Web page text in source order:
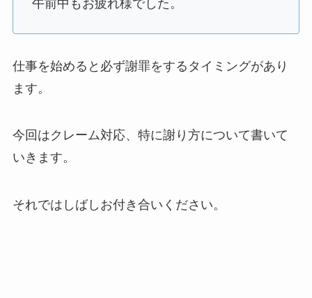
午前中もお疲れ様でした。
仕事を始めると必ず謝罪をするタイミングがあり
ます。
今回はクレーム対応、特に謝り方について書いて
いきます。
それではしばしお付き合いください。